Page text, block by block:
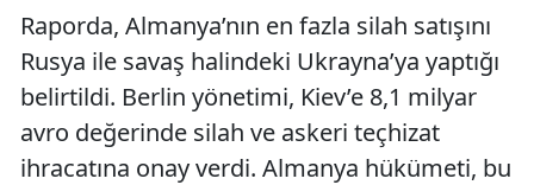
Raporda, Almanya’nın en fazla silah satışını
Rusya ile savaş halindeki Ukrayna’ya yaptığı
belirtildi. Berlin yönetimi, Kiev’e 8,1 milyar
avro değerinde silah ve askeri teçhizat
ihracatına onay verdi. Almanya hükümeti, bu